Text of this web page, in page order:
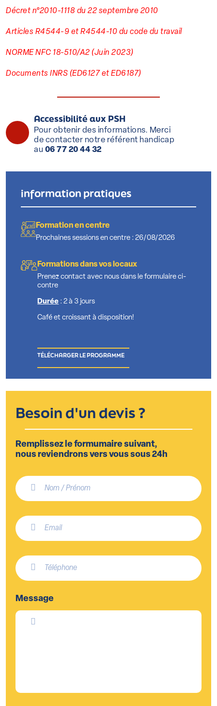
Décret n°2010-1118 du 22 septembre 2010
Articles R4544-9 et R4544-10 du code du travail
NORME NFC 18-510/A2 (Juin 2023)
Documents INRS (ED6127 et ED6187)
Accessibilité aux PSH
Pour obtenir des informations. Merci
de contacter notre référent handicap
au 06 77 20 44 32
information pratiques
Formation en centre
Prochaines sessions en centre : 26/08/2026
Formations dans vos locaux
Prenez contact avec nous dans le formulaire ci-
contre
Durée : 2 à 3 jours
Café et croissant à disposition!
TÉLÉCHARGER LE PROGRAMME
Besoin d'un devis ?
Remplissez le formumaire suivant,
nous reviendrons vers vous sous 24h